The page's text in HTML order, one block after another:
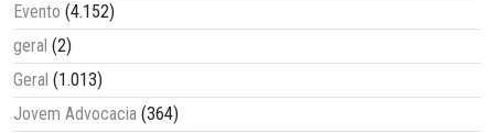
Evento (4.152)
geral (2)
Geral (1.013)
Jovem Advocacia (364)